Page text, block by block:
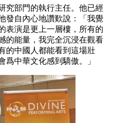
究部門的執行主任。他已經
發自內心地讚歎說：「我覺
表演是更上一層樓，所有的
的能量，我完全沉浸在觀看
的中國人都能看到這場壯
爲中華文化感到驕傲。」